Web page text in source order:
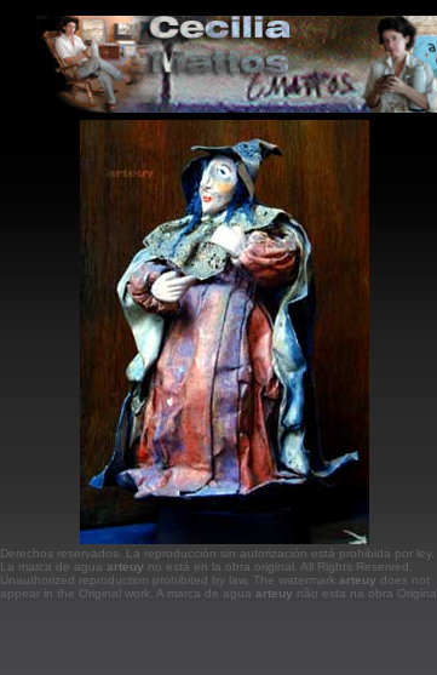
Derechos reservados. La reproducción sin autorización está prohibida por ley.
La marca de agua arteuy no está en la obra original. All Rights Reserved.
Unauthorized reproduction prohibited by law. The watermark arteuy does not
appear in the Original work. A marca de agua arteuy não esta na obra Original